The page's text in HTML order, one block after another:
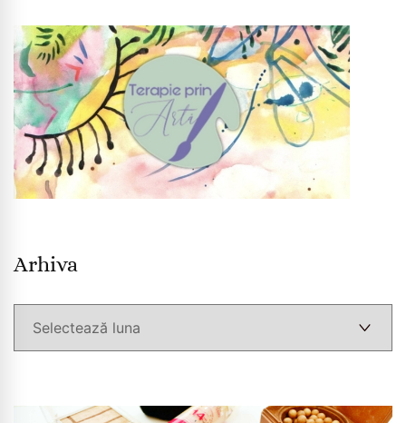
Arhiva